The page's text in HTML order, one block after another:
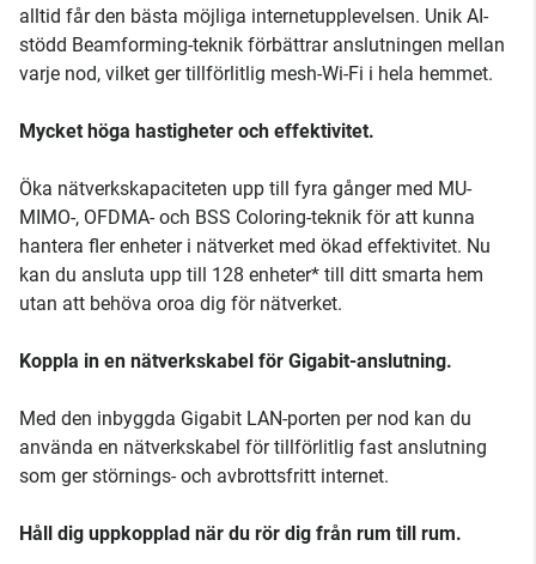
alltid får den bästa möjliga internetupplevelsen. Unik AI-
stödd Beamforming-teknik förbättrar anslutningen mellan
varje nod, vilket ger tillförlitlig mesh-Wi-Fi i hela hemmet.
Mycket höga hastigheter och effektivitet.
Öka nätverkskapaciteten upp till fyra gånger med MU-
MIMO-, OFDMA- och BSS Coloring-teknik för att kunna
hantera fler enheter i nätverket med ökad effektivitet. Nu
kan du ansluta upp till 128 enheter* till ditt smarta hem
utan att behöva oroa dig för nätverket.
Koppla in en nätverkskabel för Gigabit-anslutning.
Med den inbyggda Gigabit LAN-porten per nod kan du
använda en nätverkskabel för tillförlitlig fast anslutning
som ger störnings- och avbrottsfritt internet.
Håll dig uppkopplad när du rör dig från rum till rum.